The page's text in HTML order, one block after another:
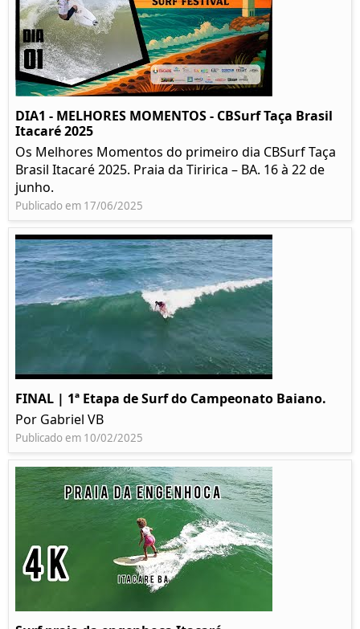
DIA1 - MELHORES MOMENTOS - CBSurf Taça Brasil
Itacaré 2025
Os Melhores Momentos do primeiro dia CBSurf Taça
Brasil Itacaré 2025. Praia da Tiririca – BA. 16 à 22 de
junho.
Publicado em 17/06/2025
FINAL | 1ª Etapa de Surf do Campeonato Baiano.
Por Gabriel VB
Publicado em 10/02/2025